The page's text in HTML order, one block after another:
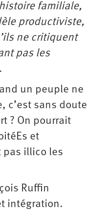
familiale,
productiviste,
ne critiquent
pas les
.
un peuple ne
c’est sans doute
? On pourrait
et
pas illico les
Ruffin
intégration.